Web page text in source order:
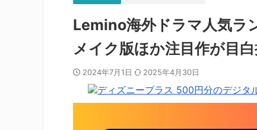
Lemino海外ドラマ人気ラ
メイク版ほか注目作が目
2024年7月1日 2025年4月30日